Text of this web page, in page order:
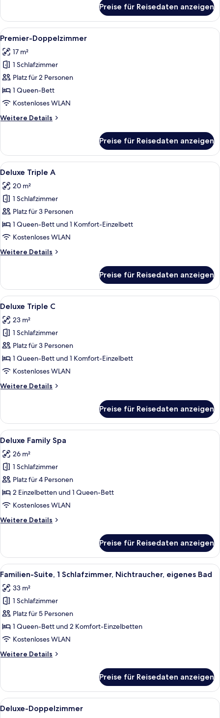
Doppelzimmer
Preise für Reisedaten anzeigen
Alle
Fotos
für
Premier-
Doppelzimmer
anzeigen
Ein Schlafzimmer mit einem
7
Premier-Doppelzimmer
17 m²
1 Schlafzimmer
Platz für 2 Personen
1 Queen-Bett
Kostenloses WLAN
Weitere Details
Weitere
Doppelzimmer
Preise für Reisedaten anzeigen
Alle
Fotos
für
Deluxe
Triple
A
anzeigen
Ein Hotelzimmer mit einem
12
Deluxe Triple A
20 m²
1 Schlafzimmer
Platz für 3 Personen
1 Queen-Bett und 1 Komfort-Einzelbett
Kostenloses WLAN
Weitere Details
Weitere
Triple
A
Preise für Reisedaten anzeigen
Alle
Fotos
für
Deluxe
Triple
C
anzeigen
Ein Hotelzimmer mit zwei Holzbett,
12
Deluxe Triple C
23 m²
1 Schlafzimmer
Platz für 3 Personen
1 Queen-Bett und 1 Komfort-Einzelbett
Kostenloses WLAN
Weitere Details
Weitere
Triple
C
Preise für Reisedaten anzeigen
Alle
Fotos
für
Deluxe
Family
Spa
anzeigen
Ein modernes Hotelzimmer mit zwei
14
Deluxe Family Spa
26 m²
1 Schlafzimmer
Platz für 4 Personen
2 Einzelbetten und 1 Queen-Bett
Kostenloses WLAN
Weitere Details
Weitere
Family
Spa
Preise für Reisedaten anzeigen
Alle
Fotos
für
Familien-
Suite,
1
Schlafzimmer,
eigenes
Ein modernes Hotelzimmer mit
20
Familien-Suite, 1 Schlafzimmer, Nichtraucher, eigenes Bad
33 m²
1 Schlafzimmer
Platz für 5 Personen
1 Queen-Bett und 2 Komfort-Einzelbetten
Kostenloses WLAN
Weitere Details
Weitere
Suite,
Schlafzimmer,
Nichtraucher,
Preise für Reisedaten anzeigen
Alle
Fotos
Ein Hotelzimmer mit Bett,
18
Deluxe-Doppelzimmer